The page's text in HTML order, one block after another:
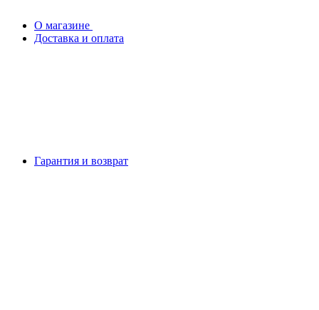
О магазине
Доставка и оплата
Гарантия и возврат